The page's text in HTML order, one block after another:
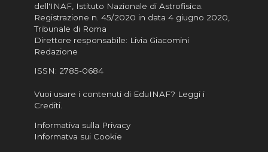
dell'INAF, Istituto Nazionale di Astrofisica
Registrazione n. 45/2020 in data 4 giugno 2020,
Tribunale di Roma
Direttore responsabile: Livia Giacomini
Redazione
ISSN: 2785-0684
Vuoi usare i contenuti di EduINAF? Leggi i
Crediti.
Informativa sulla Privacy
Informatva sui Cookie